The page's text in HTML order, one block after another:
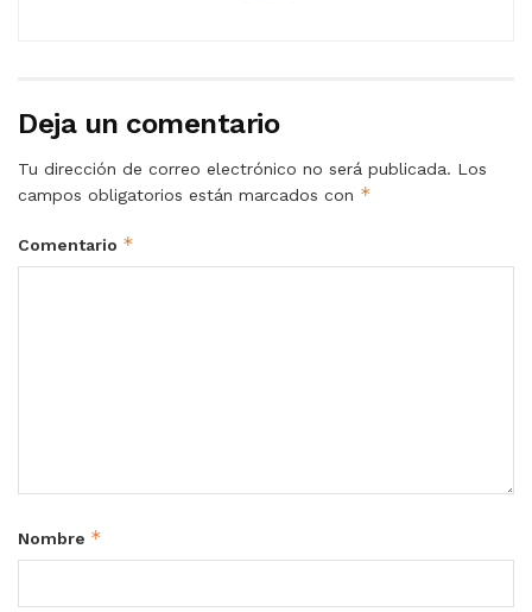
Deja un comentario
Tu dirección de correo electrónico no será publicada. Los
campos obligatorios están marcados con *
Comentario *
Nombre *